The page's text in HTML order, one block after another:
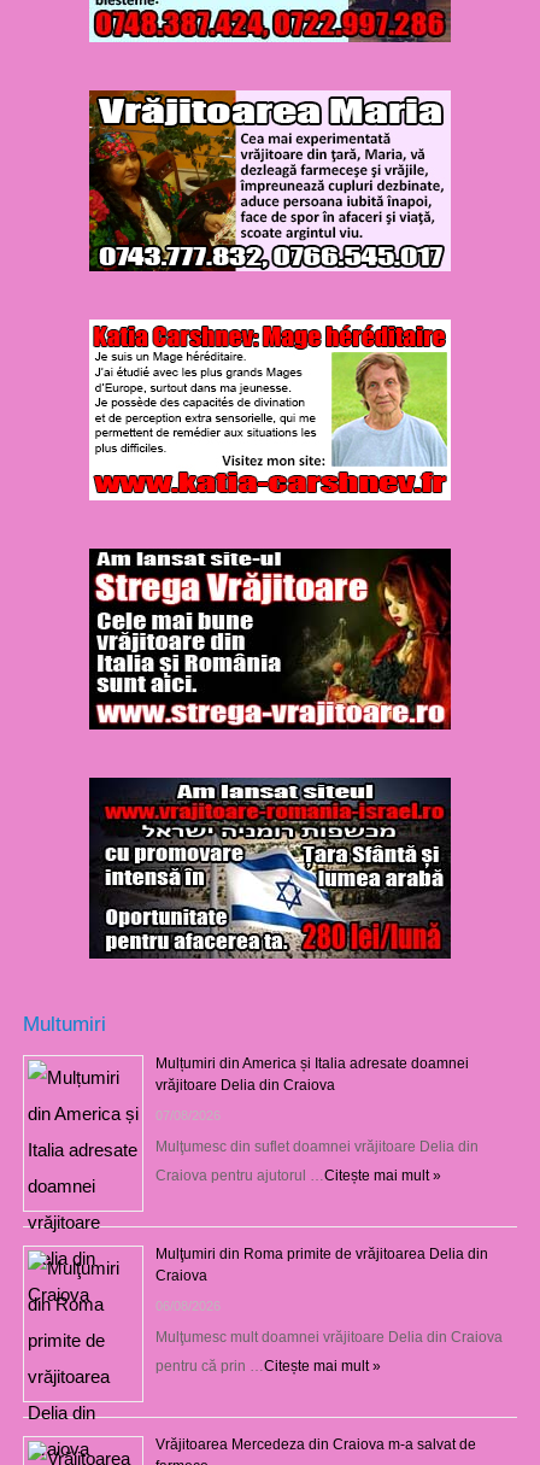
Multumiri
Mulțumiri din America și Italia adresate doamnei
vrăjitoare Delia din Craiova
07/08/2026
Mulţumesc din suflet doamnei vrăjitoare Delia din
Craiova pentru ajutorul … Citește mai mult »
Mulţumiri din Roma primite de vrăjitoarea Delia din
Craiova
06/08/2026
Mulţumesc mult doamnei vrăjitoare Delia din Craiova
pentru că prin … Citește mai mult »
Vrăjitoarea Mercedeza din Craiova m-a salvat de